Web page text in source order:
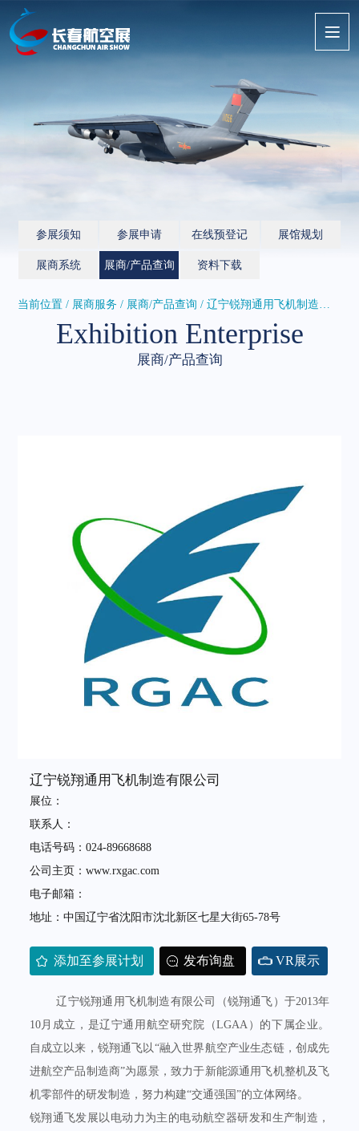
参展须知 参展申请 在线预登记 展馆规划
展商系统 展商/产品查询 资料下载
当前位置 / 展商服务 / 展商/产品查询 / 辽宁锐翔通用飞机制造有限公司
Exhibition Enterprise
展商/产品查询
辽宁锐翔通用飞机制造有限公司
展位：
联系人：
电话号码：024-89668688
公司主页：www.rxgac.com
电子邮箱：
地址：中国辽宁省沈阳市沈北新区七星大街65-78号
添加至参展计划 发布询盘 VR展示
辽宁锐翔通用飞机制造有限公司（锐翔通飞）于2013年
10月成立，是辽宁通用航空研究院（LGAA）的下属企业。
自成立以来，锐翔通飞以“融入世界航空产业生态链，创成先
进航空产品制造商”为愿景，致力于新能源通用飞机整机及飞
机零部件的研发制造，努力构建“交通强国”的立体网络。
锐翔通飞发展以电动力为主的电动航空器研发和生产制造，